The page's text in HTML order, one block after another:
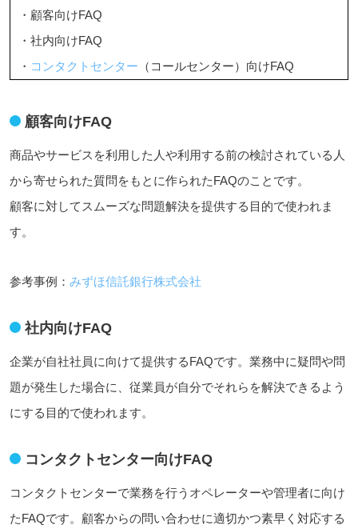
・顧客向けFAQ
・社内向けFAQ
・ コンタクトセンター （コールセンター）向けFAQ
顧客向けFAQ
商品やサービスを利用した人や利用する前の検討されている人
から寄せられた質問をもとに作られたFAQのことです。
顧客に対してスムーズな問題解決を提供する目的で使われま
す。
参考事例： みずほ信託銀行株式会社
社内向けFAQ
企業が自社社員に向けて提供するFAQです。業務中に疑問や問
題が発生した場合に、従業員が自分でそれらを解決できるよう
にする目的で使われます。
コンタクトセンター向けFAQ
コンタクトセンターで業務を行うオペレーターや管理者に向け
たFAQです。顧客からの問い合わせに適切かつ素早く対応する